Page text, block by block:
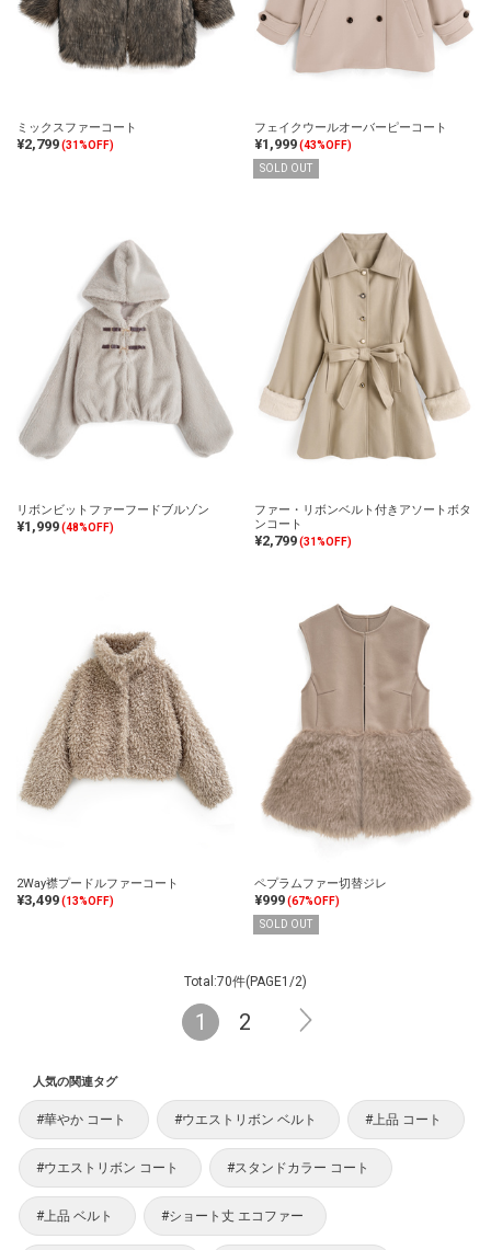
ミックスファーコート
¥2,799(31%OFF)
フェイクウールオーバーピーコート
¥1,999(43%OFF)
SOLD OUT
リボンビットファーフードブルゾン
¥1,999(48%OFF)
ファー・リボンベルト付きアソートボタ
ンコート
¥2,799(31%OFF)
2Way襟プードルファーコート
¥3,499(13%OFF)
ペプラムファー切替ジレ
¥999(67%OFF)
SOLD OUT
Total:70件(PAGE1/2)
1 2
人気の関連タグ
#華やか コート #ウエストリボン ベルト #上品 コート
#ウエストリボン コート #スタンドカラー コート
#上品 ベルト #ショート丈 エコファー